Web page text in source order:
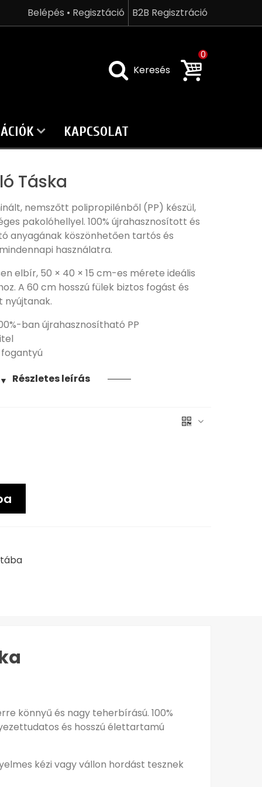
Belépés • Regisztáció B2B Regisztráció
Keresés
0
KAPCSOLAT
Táska
nemszőtt polipropilénből (PP) készül,
pakolóhellyel. 100% újrahasznosított és
anyagának köszönhetően tartós és
használatra.
elbír, 50 × 40 × 15 cm-es mérete ideális
A 60 cm hosszú fülek biztos fogást és
nyújtanak.
ban újrahasznosítható PP
▼ Részletes leírás
könnyű és nagy teherbírású. 100%
és hosszú élettartamú
kézi vagy vállon hordást tesznek